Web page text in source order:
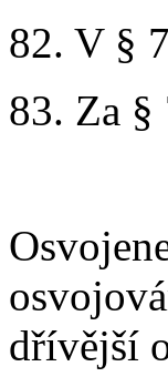
82. V §
83. Za §
dřívější